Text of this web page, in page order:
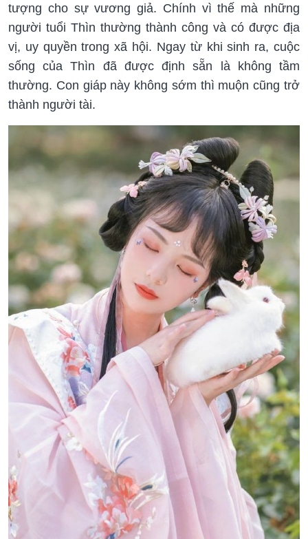
tượng cho sự vương giả. Chính vì thế mà những
người tuổi Thìn thường thành công và có được địa
vị, uy quyền trong xã hội. Ngay từ khi sinh ra, cuộc
sống của Thìn đã được định sẵn là không tầm
thường. Con giáp này không sớm thì muộn cũng trở
thành người tài.